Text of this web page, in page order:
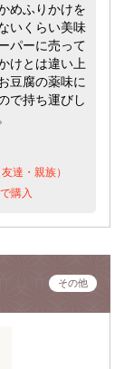
めふりかけを
いくらい美味
パーに売って
けとは違い上
豆腐の薬味に
で持ち運びし
達・親族）
購入
その他